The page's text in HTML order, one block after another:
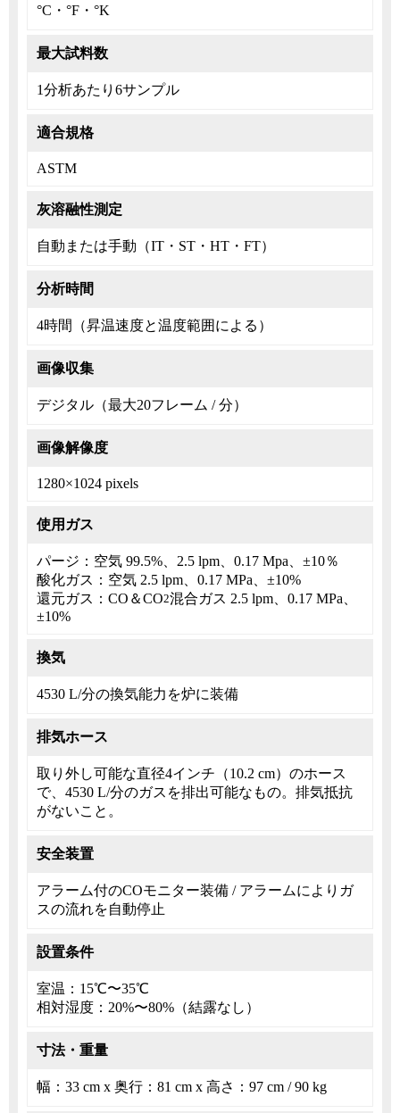
°C・°F・°K
最大試料数
1分析あたり6サンプル
適合規格
ASTM
灰溶融性測定
自動または手動（IT・ST・HT・FT）
分析時間
4時間（昇温速度と温度範囲による）
画像収集
デジタル（最大20フレーム / 分）
画像解像度
1280×1024 pixels
使用ガス
パージ：空気 99.5%、2.5 lpm、0.17 Mpa、±10％
酸化ガス：空気 2.5 lpm、0.17 MPa、±10%
還元ガス：CO＆CO2混合ガス 2.5 lpm、0.17 MPa、
±10%
換気
4530 L/分の換気能力を炉に装備
排気ホース
取り外し可能な直径4インチ（10.2 cm）のホース
で、4530 L/分のガスを排出可能なもの。排気抵抗
がないこと。
安全装置
アラーム付のCOモニター装備 / アラームによりガ
スの流れを自動停止
設置条件
室温：15℃〜35℃
相対湿度：20%〜80%（結露なし）
寸法・重量
幅：33 cm x 奥行：81 cm x 高さ：97 cm / 90 kg